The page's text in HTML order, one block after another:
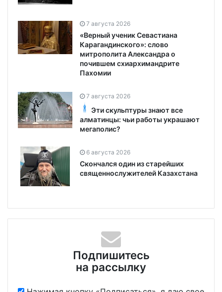
7 августа 2026
«Верный ученик Севастиана
Карагандинского»: слово
митрополита Александра о
почившем схиархимандрите
Пахомии
7 августа 2026
Эти скульптуры знают все
алматинцы: чьи работы украшают
мегаполис?
6 августа 2026
Скончался один из старейших
священнослужителей Казахстана
Подпишитесь
на рассылку